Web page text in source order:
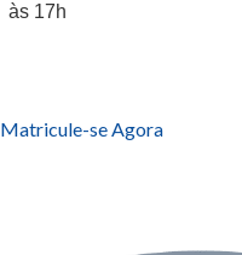
às 17h
Matricule-se Agora